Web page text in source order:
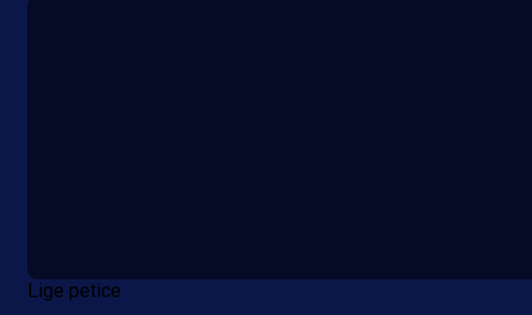
Lige petice